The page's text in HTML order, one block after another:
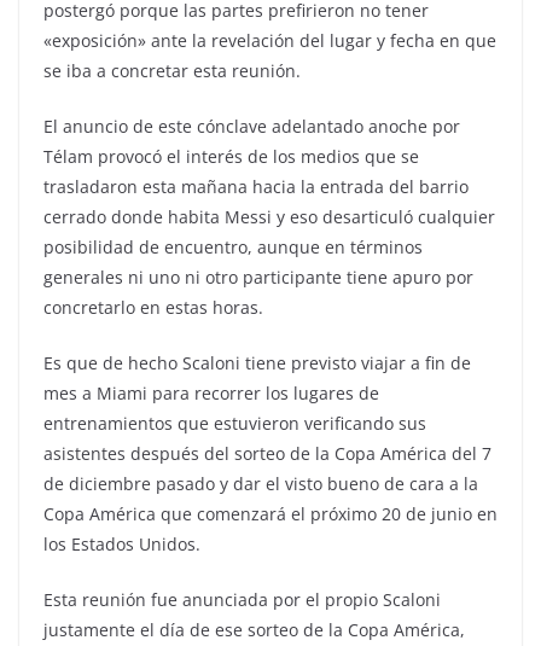
postergó porque las partes prefirieron no tener
«exposición» ante la revelación del lugar y fecha en que
se iba a concretar esta reunión.
El anuncio de este cónclave adelantado anoche por
Télam provocó el interés de los medios que se
trasladaron esta mañana hacia la entrada del barrio
cerrado donde habita Messi y eso desarticuló cualquier
posibilidad de encuentro, aunque en términos
generales ni uno ni otro participante tiene apuro por
concretarlo en estas horas.
Es que de hecho Scaloni tiene previsto viajar a fin de
mes a Miami para recorrer los lugares de
entrenamientos que estuvieron verificando sus
asistentes después del sorteo de la Copa América del 7
de diciembre pasado y dar el visto bueno de cara a la
Copa América que comenzará el próximo 20 de junio en
los Estados Unidos.
Esta reunión fue anunciada por el propio Scaloni
justamente el día de ese sorteo de la Copa América,